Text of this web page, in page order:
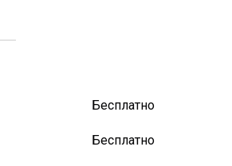
Бесплатно
Бесплатно